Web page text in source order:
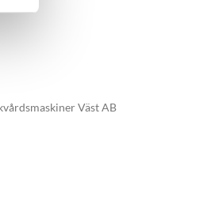
Väst AB